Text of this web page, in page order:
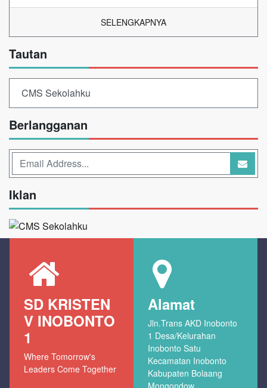
SELENGKAPNYA
Tautan
CMS Sekolahku
Berlangganan
Iklan
SD KRISTEN
V INOBONTO
1
Where Tomorrow's
Leaders Come Together
Alamat
Jln.Trans AKD Inobonto
1 Desa/Kelurahan
Inobonto Satu
Kecamatan Inobonto
Kabupaten Bolaang
Mongondow